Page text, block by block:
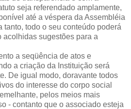
seja referendado amplamente,
até a véspera da Assembléia
tanto, todo o seu conteúdo poderá
acolhidas sugestões para a
a seqüência de atos e
a criação da Instituição será
De igual modo, doravante todos
do interesse do corpo social
pelos meios mais
- contanto que o associado esteja